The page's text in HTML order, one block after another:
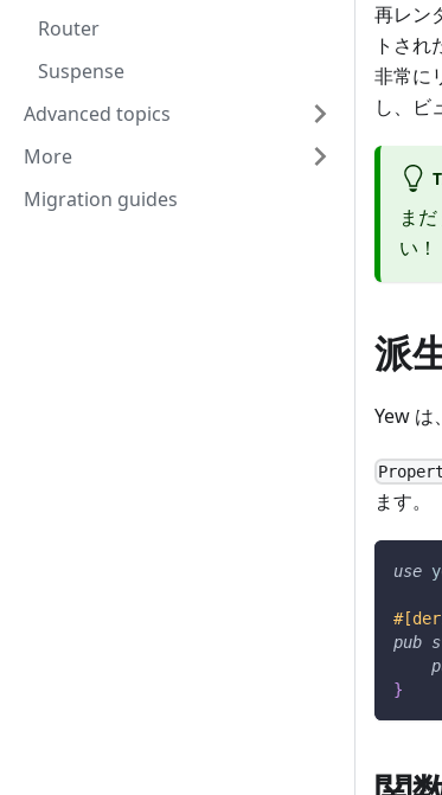
Router
Suspense
Advanced topics
More
Migration guides
再レン
トさ
非常に
し、ビ
まだ
い！
派
Yew は
ます。
use
pub
}